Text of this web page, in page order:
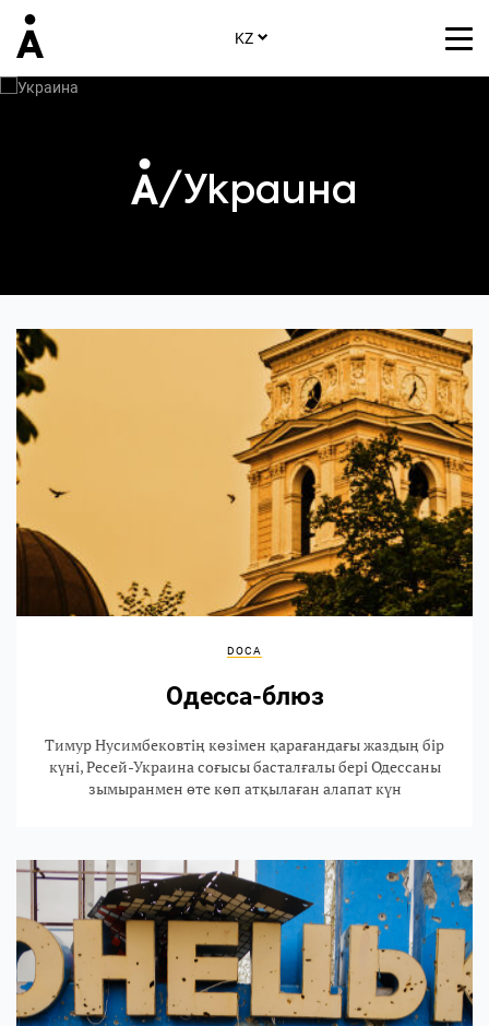
KZ
/Украина
DOCA
Одесса-блюз
Тимур Нусимбековтің көзімен қарағандағы жаздың бір
күні, Ресей-Украина соғысы басталғалы бері Одессаны
зымыранмен өте көп атқылаған алапат күн